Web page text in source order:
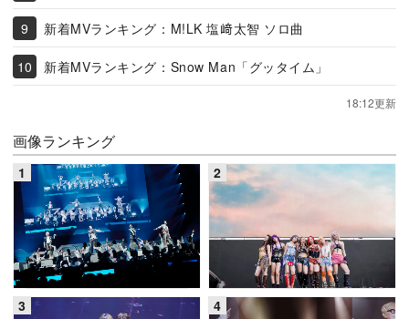
新着MVランキング：M!LK 塩﨑太智 ソロ曲
新着MVランキング：Snow Man「グッタイム」
18:12更新
画像ランキング